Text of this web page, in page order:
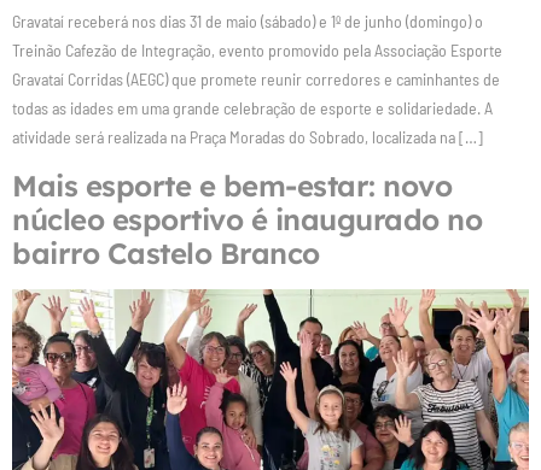
Gravataí receberá nos dias 31 de maio (sábado) e 1º de junho (domingo) o
Treinão Cafezão de Integração, evento promovido pela Associação Esporte
Gravataí Corridas (AEGC) que promete reunir corredores e caminhantes de
todas as idades em uma grande celebração de esporte e solidariedade. A
atividade será realizada na Praça Moradas do Sobrado, localizada na […]
Mais esporte e bem-estar: novo
núcleo esportivo é inaugurado no
bairro Castelo Branco